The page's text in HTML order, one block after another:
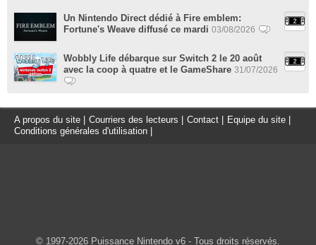
Un Nintendo Direct dédié à Fire emblem:
Fortune's Weave diffusé ce mardi 03/08/2026
Wobbly Life débarque sur Switch 2 le 20 août
avec la coop à quatre et le GameShare 31/07/2026
A propos du site Courriers des lecteurs Contact Equipe du site
Conditions générales d'utilisation
© 1997-2026 Puissance Nintendo v6 - Tous droits réservés.